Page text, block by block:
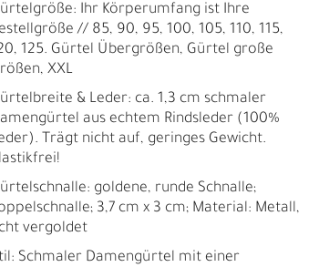
Ü
Ihr Körperumfang ist Ihre
// 85, 90, 95, 100, 105, 110, 115,
125. Gürtel Übergrößen, Gürtel große
XXL
& Leder: ca. 1,3 cm schmaler
aus echtem Rindsleder (100%
Trägt nicht auf, geringes Gewicht.
goldene, runde Schnalle;
3,7 cm x 3 cm; Material: Metall,
vergoldet
Schmaler Damengürtel mit einer